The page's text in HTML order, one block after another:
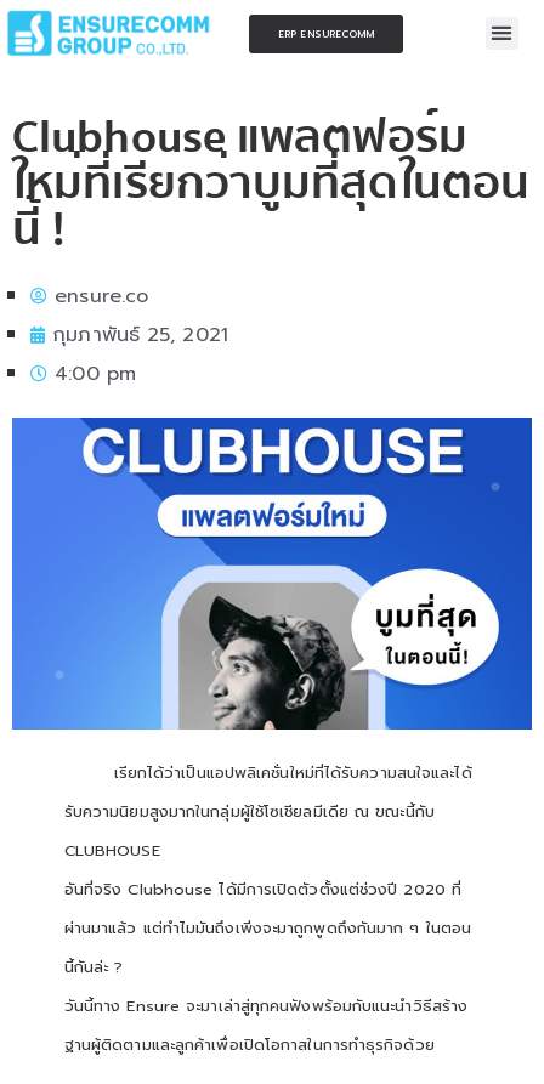
ERP ENSURECOMM
Clubhouse แพลตฟอร์ม
ใหม่ที่เรียกว่าบูมที่สุดในตอน
นี้ !
ensure.co
กุมภาพันธ์ 25, 2021
4:00 pm
เรียกได้ว่าเป็นแอปพลิเคชั่นใหม่ที่ได้รับความสนใจและได้
รับความนิยมสูงมากในกลุ่มผู้ใช้โซเชียลมีเดีย ณ ขณะนี้กับ
CLUBHOUSE
อันที่จริง Clubhouse ได้มีการเปิดตัวตั้งแต่ช่วงปี 2020 ที่
ผ่านมาแล้ว แต่ทำไมมันถึงเพิ่งจะมาถูกพูดถึงกันมาก ๆ ในตอน
นี้กันล่ะ ?
วันนี้ทาง Ensure จะมาเล่าสู่ทุกคนฟังพร้อมกับแนะนำวิธีสร้าง
ฐานผู้ติดตามและลูกค้าเพื่อเปิดโอกาสในการทำธุรกิจด้วย